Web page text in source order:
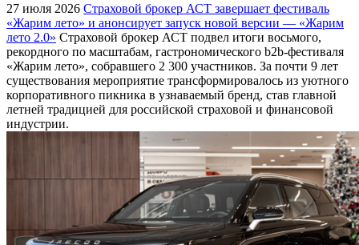
27 июля 2026 Страховой брокер АСТ завершает фестиваль
«Жарим лето» и анонсирует запуск новой версии — «Жарим
лето 2.0» Страховой брокер АСТ подвел итоги восьмого,
рекордного по масштабам, гастрономического b2b-фестиваля
«Жарим лето», собравшего 2 300 участников. За почти 9 лет
существования мероприятие трансформировалось из уютного
корпоративного пикника в узнаваемый бренд, став главной
летней традицией для российской страховой и финансовой
индустрии.